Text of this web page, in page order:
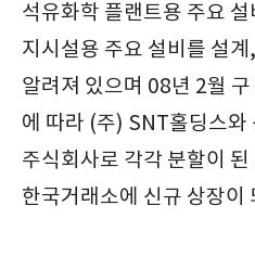
석유화학 플랜트용 주요
지시설용 주요 설비를 설
알려져 있으며 08년 2월
에 따라 (주) SNT홀딩스와
주식회사로 각각 분할이
한국거래소에 신규 상장이